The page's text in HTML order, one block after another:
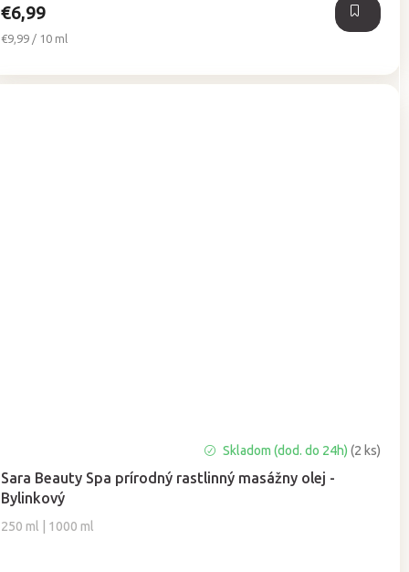
€6,99
Jednotková
€9,99 / 10 ml
Sara Beauty Spa prírodný rastlinný masážny olej -
Bylinkový
250 ml | 1000 ml
produktu
je
5,0
Skladom (dod. do 24h)(2 ks)